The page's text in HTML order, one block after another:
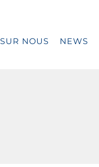
SUR NOUS NEWS